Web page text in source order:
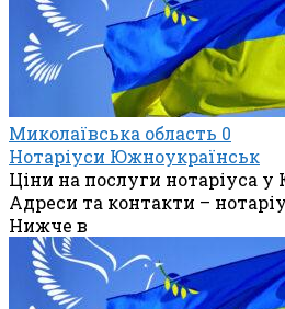
Миколаївська область 0
Нотаріуси Южноукраїнськ
Ціни на послуги нотаріуса
Адреси та контакти –
Нижче в